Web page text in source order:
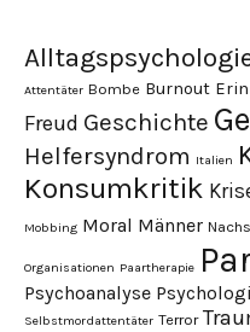
Attentäter Bombe Burnout
Freud Geschichte
Helfersyndrom Italien
Konsumkritik
Mobbing Moral Männer
Organisationen Paartherapie
Psychoanalyse
Selbstmordattentäter Terror